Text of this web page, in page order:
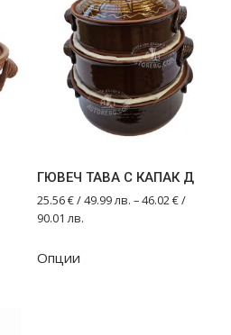
options
may
be
chosen
on
the
product
ГЮВЕЧ ТАВА С КАПАК Д
25.56€/ 49.99 лв. –46.02€/
90.01 лв.
Опцииproduct